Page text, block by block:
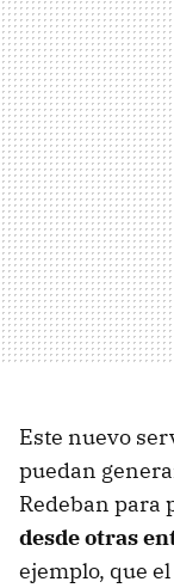
Este nuevo
puedan
Redeban para
desde otras
ejemplo, que